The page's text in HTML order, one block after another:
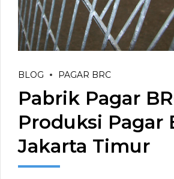
BLOG PAGAR BRC
Pabrik Pagar
Produksi Pagar
Jakarta Timur